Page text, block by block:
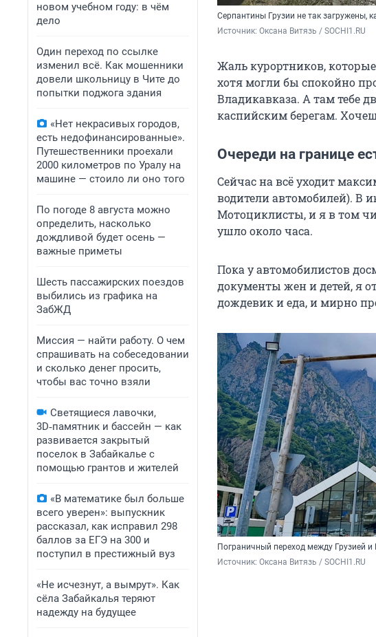
новом учебном году: в чём
дело
Один переход по ссылке
изменил всё. Как мошенники
довели школьницу в Чите до
попытки поджога здания
«Нет некрасивых городов,
есть недофинансированные».
Путешественники проехали
2000 километров по Уралу на
машине — стоило ли оно того
По погоде 8 августа можно
определить, насколько
дождливой будет осень —
важные приметы
Шесть пассажирских поездов
выбились из графика на
ЗабЖД
Миссия — найти работу. О чем
спрашивать на собеседовании
и сколько денег просить,
чтобы вас точно взяли
Светящиеся лавочки,
3D‑памятник и бассейн — как
развивается закрытый
поселок в Забайкалье с
помощью грантов и жителей
«В математике был больше
всего уверен»: выпускник
рассказал, как исправил 298
баллов за ЕГЭ на 300 и
поступил в престижный вуз
«Не исчезнут, а вымрут». Как
сёла Забайкалья теряют
надежду на будущее
Серпантины Грузии не так загружены,
Источник: Оксана Витязь / SOCHI1.RU
Жаль курортников,
хотя могли бы спокойно
Владикавказа. А там тебе
каспийским берегам.
Очереди на границе
Сейчас на всё уходит
водители автомобилей). В
Мотоциклисты, и я в том
ушло около часа.
Пока у автомобилистов
документы жен и детей, я
дождевик и еда, и мирно
Пограничный переход между Грузией
Источник: Оксана Витязь / SOCHI1.RU